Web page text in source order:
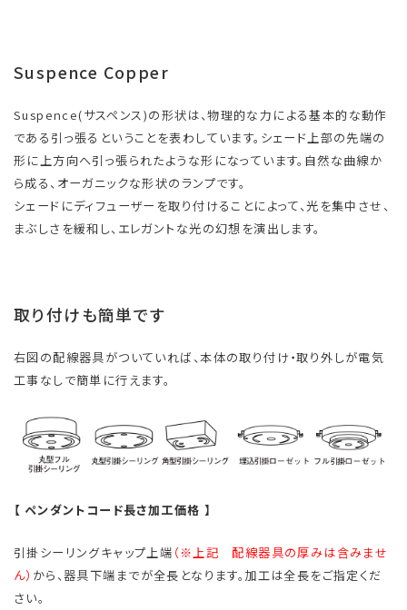
Suspence Copper
Suspence(サスペンス)の形状は、物理的な力による基本的な動作
である引っ張るということを表わしています。シェード上部の先端の
形に上方向へ引っ張られたような形になっています。自然な曲線か
ら成る、オーガニックな形状のランプです。
シェードにディフューザーを取り付けることによって、光を集中させ、
まぶしさを緩和し、エレガントな光の幻想を演出します。
取り付けも簡単です
右図の配線器具がついていれば、本体の取り付け・取り外しが電気
工事なしで簡単に行えます。
【 ペンダントコード長さ加工価格 】
引掛シーリングキャップ上端 （※上記 配線器具の厚みは含みませ
ん） から、器具下端までが全長となります。加工は全長をご指定くだ
さい。